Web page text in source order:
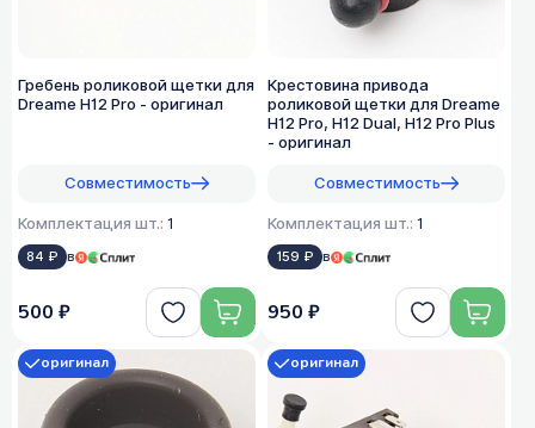
Гребень роликовой щетки для
Dreame H12 Pro - оригинал
Совместимость
Комплектация шт.: 1
84 ₽ в
500 ₽
Крестовина привода
роликовой щетки для Dreame
H12 Pro, H12 Dual, H12 Pro Plus
- оригинал
Совместимость
Комплектация шт.: 1
159 ₽ в
950 ₽
оригинал оригинал